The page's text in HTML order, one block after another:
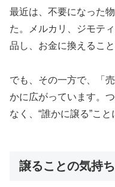
最近は、不要になった
た。メルカリ、ジモテ
品し、お金に換えること
でも、その一方で、「
かに広がっています。
なく、“誰かに譲る”こ
譲ることの気持